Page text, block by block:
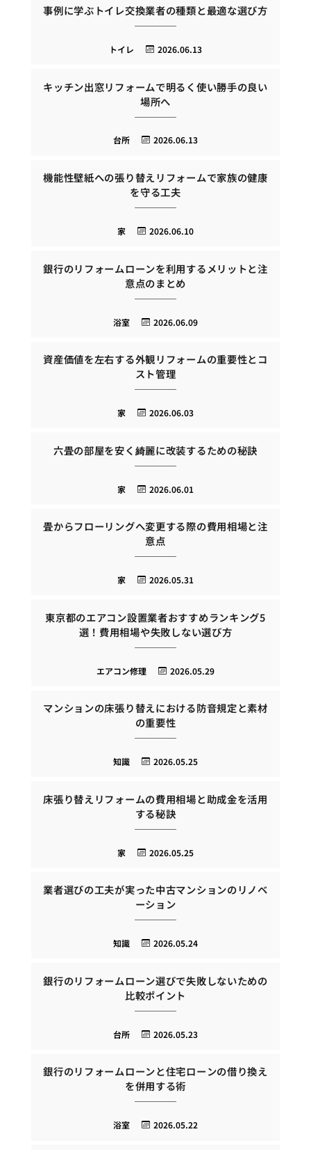
事例に学ぶトイレ交換業者の種類と最適な選び方
2026.06.13
トイレ
キッチン出窓リフォームで明るく使い勝手の良い
場所へ
2026.06.13
台所
機能性壁紙への張り替えリフォームで家族の健康
を守る工夫
2026.06.10
家
銀行のリフォームローンを利用するメリットと注
意点のまとめ
2026.06.09
浴室
資産価値を左右する外観リフォームの重要性とコ
スト管理
2026.06.03
家
六畳の部屋を安く綺麗に改装するための秘訣
2026.06.01
家
畳からフローリングへ変更する際の費用相場と注
意点
2026.05.31
家
東京都のエアコン設置業者おすすめランキング5
選！費用相場や失敗しない選び方
2026.05.29
エアコン修理
マンションの床張り替えにおける防音規定と素材
の重要性
2026.05.25
知識
床張り替えリフォームの費用相場と助成金を活用
する秘訣
2026.05.25
家
業者選びの工夫が実った中古マンションのリノベ
ーション
2026.05.24
知識
銀行のリフォームローン選びで失敗しないための
比較ポイント
2026.05.23
台所
銀行のリフォームローンと住宅ローンの借り換え
を併用する術
2026.05.22
浴室